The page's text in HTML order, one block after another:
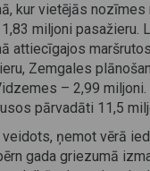
kur vietējās nozīmes
miljoni pasažieru.
attiecīgajos
Zemgales
– 2,99 miljoni.
pārvadāti 11,5
ņemot vērā
gada griezumā